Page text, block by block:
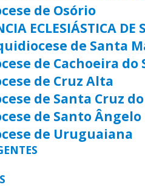
de Osório
ECLESIÁSTICA
de Santa
de Cachoeira do
de Cruz Alta
de Santa Cruz
de Santo Ângelo
de Uruguaiana